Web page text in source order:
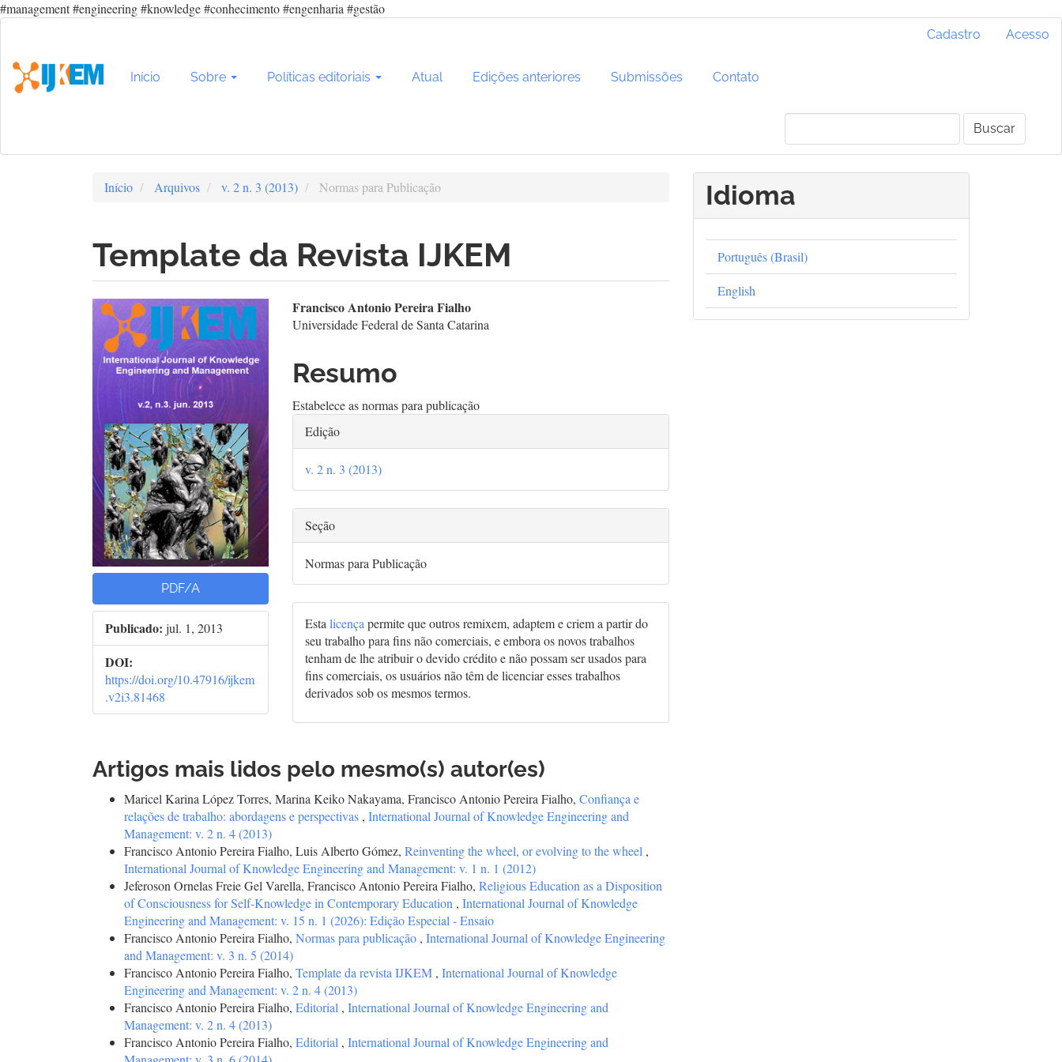
#management #engineering #knowledge #conhecimento #engenharia #gestão
Conteúdo
principal
Barra
Cadastro Acesso
Início Sobre Políticas editoriais Atual Edições anteriores Submissões Contato
Buscar
Início Arquivos v. 2 n. 3 (2013) Normas para Publicação
Template da Revista IJKEM
Barra
lateral
de
artigos
PDF/A
Publicado: jul. 1, 2013
DOI:
https://doi.org/10.47916/ijkem
.v2i3.81468
Conteúdo
artigo
principal
Francisco Antonio Pereira Fialho
Universidade Federal de Santa Catarina
Resumo
Estabelece as normas para publicação
Detalhes
do
artigo
Edição
v. 2 n. 3 (2013)
Seção
Normas para Publicação
Estalicença permite que outros remixem, adaptem e criem a partir do
seu trabalho para fins não comerciais, e embora os novos trabalhos
tenham de lhe atribuir o devido crédito e não possam ser usados para
fins comerciais, os usuários não têm de licenciar esses trabalhos
derivados sob os mesmos termos.
Artigos mais lidos pelo mesmo(s) autor(es)
Maricel Karina López Torres, Marina Keiko Nakayama, Francisco Antonio Pereira Fialho, Confiança e
relações de trabalho: abordagens e perspectivas , International Journal of Knowledge Engineering and
Management: v. 2 n. 4 (2013)
Francisco Antonio Pereira Fialho, Luis Alberto Gómez, Reinventing the wheel, or evolving to the wheel ,
International Journal of Knowledge Engineering and Management: v. 1 n. 1 (2012)
Jeferoson Ornelas Freie Gel Varella, Francisco Antonio Pereira Fialho, Religious Education as a Disposition
of Consciousness for Self-Knowledge in Contemporary Education , International Journal of Knowledge
Engineering and Management: v. 15 n. 1 (2026): Edição Especial - Ensaio
Francisco Antonio Pereira Fialho, Normas para publicação , International Journal of Knowledge Engineering
and Management: v. 3 n. 5 (2014)
Francisco Antonio Pereira Fialho, Template da revista IJKEM , International Journal of Knowledge
Engineering and Management: v. 2 n. 4 (2013)
Francisco Antonio Pereira Fialho, Editorial , International Journal of Knowledge Engineering and
Management: v. 2 n. 4 (2013)
Francisco Antonio Pereira Fialho, Editorial , International Journal of Knowledge Engineering and
Idioma
Português (Brasil)
English